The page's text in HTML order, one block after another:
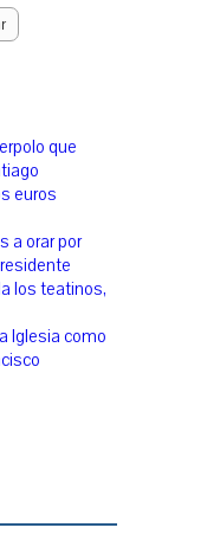
que
euros
a orar por
los teatinos,
Iglesia como